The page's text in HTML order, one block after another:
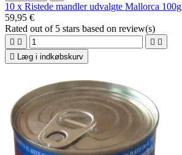
10 x Ristede mandler udvalgte Mallorca 100g
59,95 €
Rated out of 5 stars based on review(s)
   

Læg i indkøbskurv